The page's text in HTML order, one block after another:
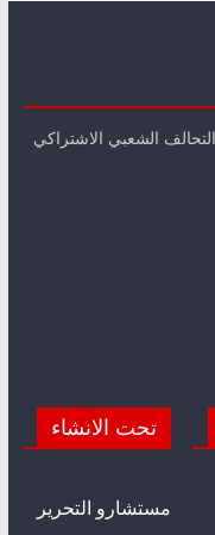
الشعبي الاشتراكي
تحت الانشاء
مستشارو التحرير